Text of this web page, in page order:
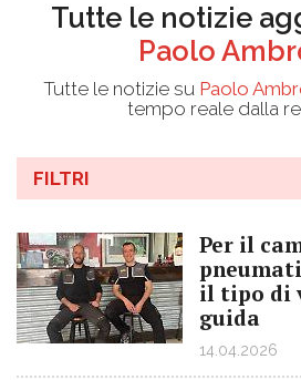
Tutte le notizie
Paolo
Tutte le notizie su Paolo
tempo reale dalla
FILTRI
Per il
il tipo di
guida
14.04.2026